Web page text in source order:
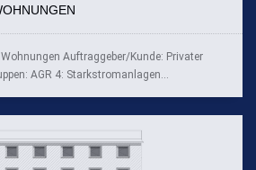
Auftraggeber/Kunde: Privater
AGR 4: Starkstromanlagen...